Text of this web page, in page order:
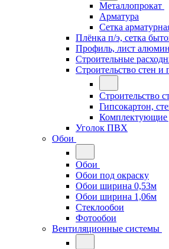
Металлопрокат
Арматура
Сетка
Плёнка п/э, сетка
Профиль, лист
Строительные
Строительство стен и
Строительство
Гипсокартон,
Комплектующие
Уголок ПВХ
Обои
Обои
Обои под окраску
Обои ширина 0,53м
Обои ширина 1,06м
Стеклообои
Фотообои
Вентиляционные системы